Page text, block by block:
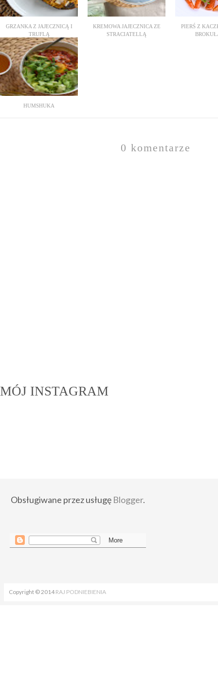
GRZANKA Z JAJECZNICĄ I
TRUFLĄ
KREMOWA JAJECZNICA ZE
STRACIATELLĄ
PIERŚ Z
HUMSHUKA
0 komentarze
MÓJ INSTAGRAM
Obsługiwane przez usługę Blogger.
Copyright © 2014 RAJ PODNIEBIENIA